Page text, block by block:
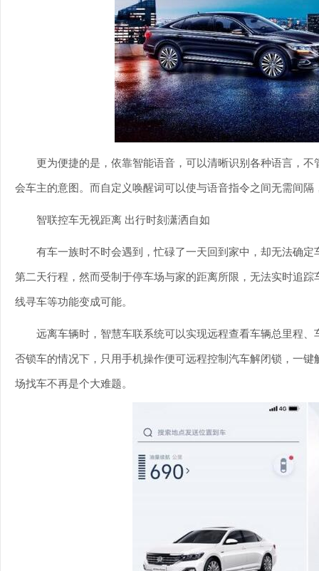
更为便捷的是，依靠智能语音，可以清晰识别各种语言，
会车主的意图。而自定义唤醒词可以使与语音指令之间无需间
智联控车无视距离 出行时刻潇洒自如
有车一族时不时会遇到，忙碌了一天回到家中，却无法确
第二天行程，然而受制于停车场与家的距离所限，无法实时追
线寻车等功能变成可能。
远离车辆时，智慧车联系统可以实现远程查看车辆总里程
否锁车的情况下，只用手机操作便可远程控制汽车解闭锁，一
场找车不再是个大难题。